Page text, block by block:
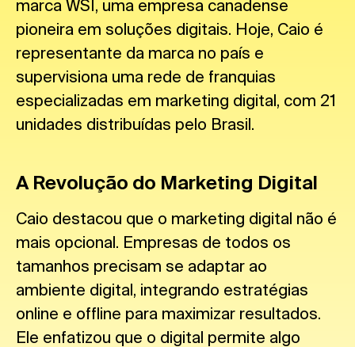
marca WSI, uma empresa canadense
pioneira em soluções digitais. Hoje, Caio é
representante da marca no país e
supervisiona uma rede de franquias
especializadas em marketing digital, com 21
unidades distribuídas pelo Brasil.
A Revolução do Marketing Digital
Caio destacou que o marketing digital não é
mais opcional. Empresas de todos os
tamanhos precisam se adaptar ao
ambiente digital, integrando estratégias
online e offline para maximizar resultados.
Ele enfatizou que o digital permite algo